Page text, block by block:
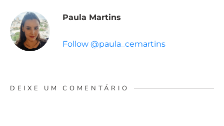
Paula Martins
Follow @paula_cemartins
DEIXE UM COMENTÁRIO